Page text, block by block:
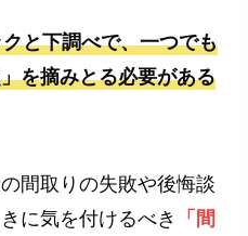
と下調べで、一つでも
を摘みとる必要がある
間取りの失敗や後悔談
に気を付けるべき
「間